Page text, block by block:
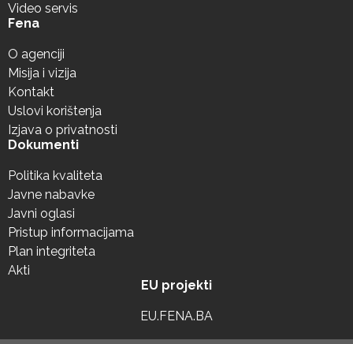
Video servis
Fena
O agenciji
Misija i vizija
Kontakt
Uslovi korištenja
Izjava o privatnosti
Dokumenti
Politika kvaliteta
Javne nabavke
Javni oglasi
Pristup informacijama
Plan integriteta
Akti
EU projekti
EU.FENA.BA